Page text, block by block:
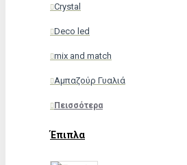
Crystal
Deco led
mix and match
Αμπαζούρ Γυαλιά
Πεισσότερα
Έπιπλα